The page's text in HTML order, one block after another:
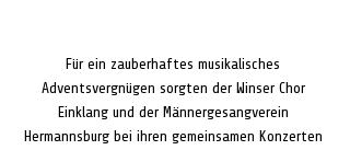
Für ein zauberhaftes musikalisches
Adventsvergnügen sorgten der Winser Chor
Einklang und der Männergesangverein
Hermannsburg bei ihren gemeinsamen Konzerten